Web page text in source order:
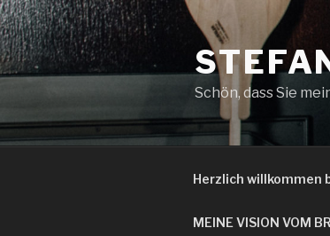
Zum
Inhalt
springen
Schön, dass Sie
Herzlich willkommen
MEINE VISION VOM